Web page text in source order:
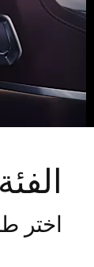
اختر